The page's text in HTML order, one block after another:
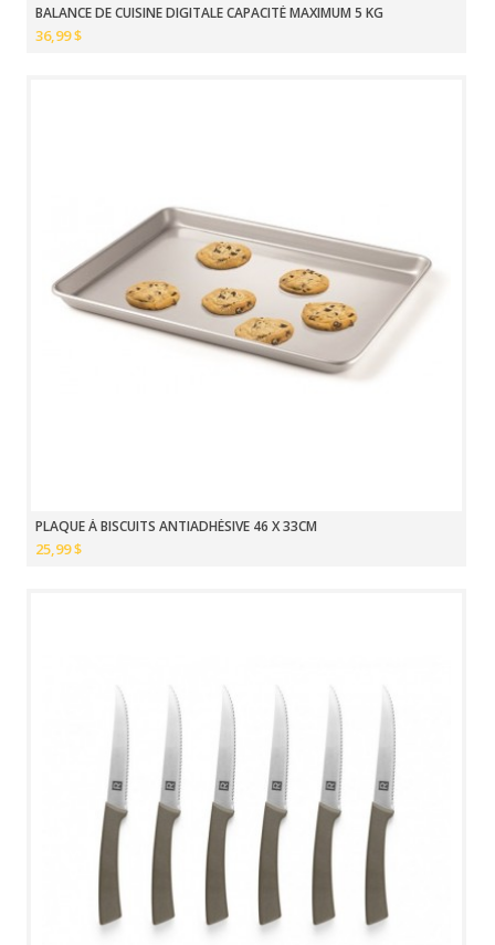
BALANCE DE CUISINE DIGITALE CAPACITÉ MAXIMUM 5 KG
36,99 $
PLAQUE À BISCUITS ANTIADHÉSIVE 46 X 33CM
25,99 $